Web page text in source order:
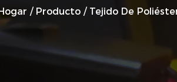
/ Producto / Tejido De